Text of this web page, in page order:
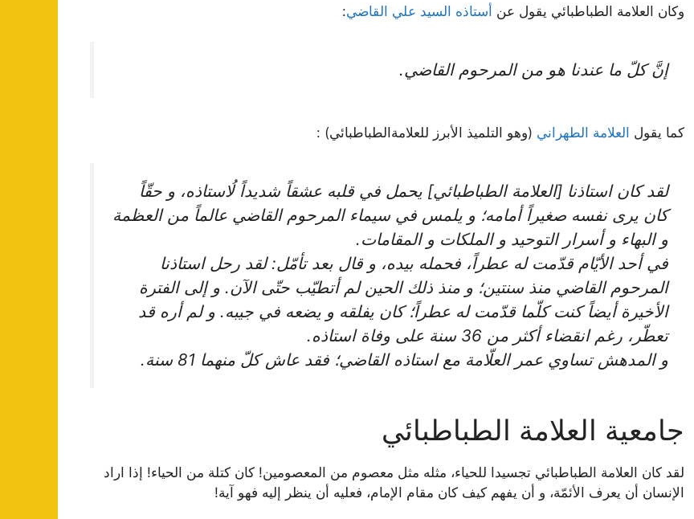
وكان العلامة الطباطبائي يقول عن أستاذه السيد علي القاضي:
إنَّ كلّ ما عندنا هو من المرحوم القاضي.
كما يقول العلامة الطهراني (وهو التلميذ الأبرز للعلامةالطباطبائي) :
لقد كان استاذنا [العلامة الطباطبائي] يحمل في قلبه عشقاً شديداً لُاستاذه، و حقّاً
كان يرى نفسه صغيراً أمامه؛ و يلمس في سيماء المرحوم القاضي عالماً من العظمة
و البهاء و أسرار التوحيد و الملكات و المقامات.
في أحد الأيّام قدّمت له عطراً، فحمله بيده، و قال بعد تأمّل: لقد رحل استاذنا
المرحوم القاضي منذ سنتين؛ و منذ ذلك الحين لم أتطيّب حتّى الآن. و إلى الفترة
الأخيرة أيضاً كنت كلّما قدّمت له عطراً؛ كان يفلقه و يضعه في جيبه. و لم أره قد
تعطّر، رغم انقضاء أكثر من 36 سنة على وفاة استاذه.
و المدهش تساوي عمر العلّامة مع استاذه القاضي؛ فقد عاش كلّ منهما 81 سنة.
جامعية العلامة الطباطبائي
لقد كان العلامة الطباطبائي تجسيدا للحياء، مثله مثل معصوم من المعصومين! كان كتلة من الحياء! إذا اراد
الإنسان أن يعرف الأئمّة، و أن يفهم كيف كان مقام الإمام، فعليه أن ينظر إليه فهو آية!